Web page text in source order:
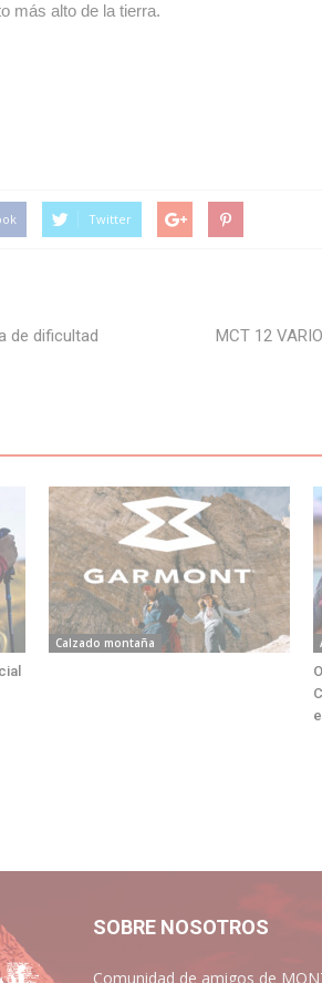
más alto de la tierra.
Twitter
de dificultad
MCT 12
Calzado montaña
SOBRE NOSOTROS
Comunidad de amigos de